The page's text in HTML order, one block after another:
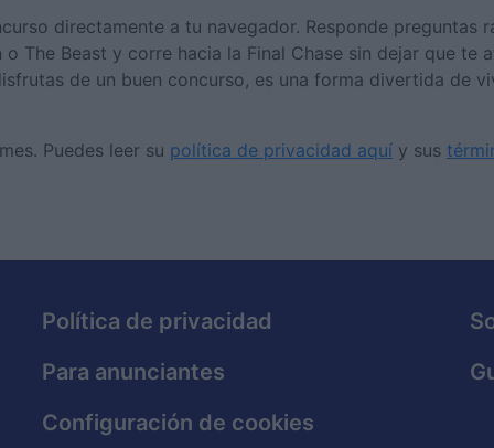
directamente a tu navegador. Responde preguntas
The Beast y corre hacia la Final Chase sin dejar que te
de un buen concurso, es una forma divertida de
Puedes leer su política de privacidad aquí y sus
Política de privacidad
Para anunciantes
Configuración de cookies